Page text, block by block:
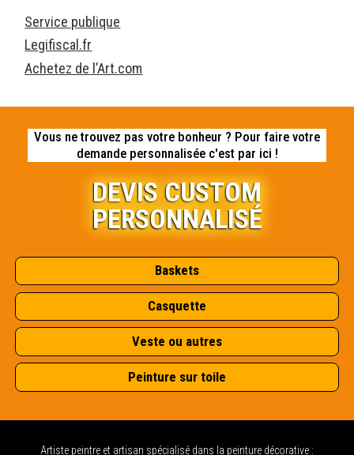
Service publique
Legifiscal.fr
Achetez de l’Art.com
Vous ne trouvez pas votre bonheur ? Pour faire votre
demande personnalisée c'est par ici !
DEVIS CUSTOM
PERSONNALISÉ
Baskets
Casquette
Veste ou autres
Peinture sur toile
Artiste peintre et artisan spécialisé dans la peinture décorative :